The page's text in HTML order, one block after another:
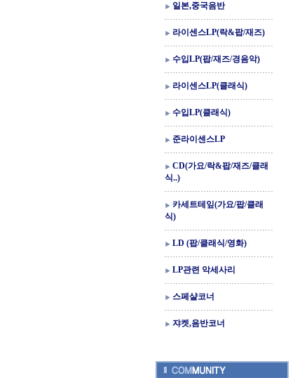
일본,중국음반
라이센스LP(락&팝/재즈)
수입LP(팝/재즈/경음악)
라이센스LP(클래식)
수입LP(클래식)
준라이센스LP
CD(가요/락&팝/재즈/클래
식..)
카세트테잎(가요/팝/클래
식)
LD (팝/클래식/영화)
LP관련 악세사리
스페샬코너
쟈켓,음반코너